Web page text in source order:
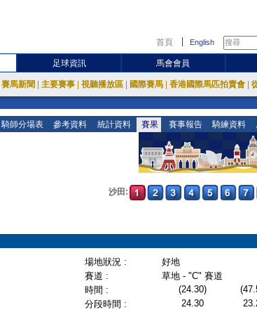
首頁 English
足球資訊 馬會會員
賽馬新聞 主要賽事 視聽播放區 國際賽馬 香港國際馬匹拍賣會
騎師分場表 參考資料 統計資料 賽果 賽事報告 騎練資料
沙田:
場地狀況 :
好地
賽道 :
草地 - "C" 賽道
時間 : (24.30)
分段時間 :
24.30